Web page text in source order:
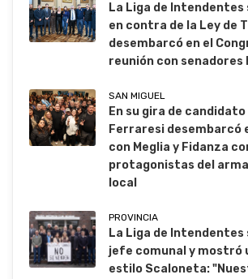
La Liga de
en contra de la Ley de
desembarcó en el
reunión con senadores
SAN MIGUEL
En su gira de
Ferraresi desembarcó
con Meglia y Fidanza
protagonistas del
local
PROVINCIA
La Liga de
jefe comunal y mostró
estilo Scaloneta: